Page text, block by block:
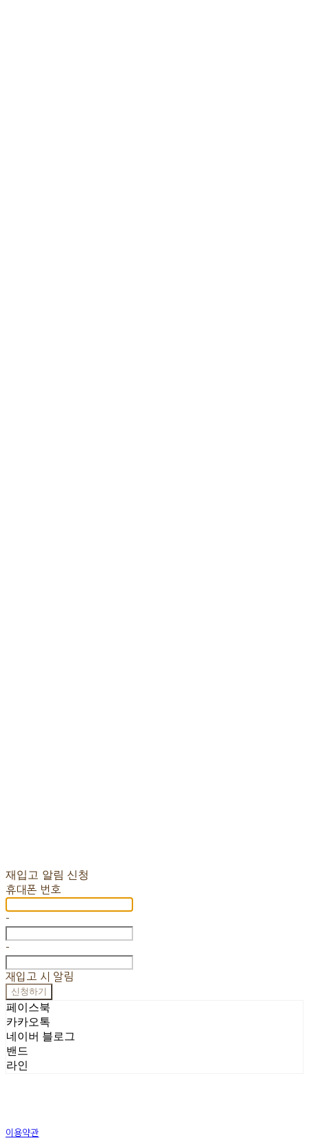
재입고 알림 신청
휴대폰 번호
-
-
재입고 시 알림
신청하기
페이스북
카카오톡
네이버 블로그
밴드
라인
이용약관